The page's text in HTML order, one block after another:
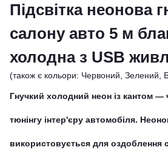
Підсвітка неонова
салону авто 5 м
холодна з USB
(також є кольори: Червоний, Зелений,
Гнучкий холодний неон із кантом —
тюнінгу інтер'єру автомобіля.
використовується для оздоблення